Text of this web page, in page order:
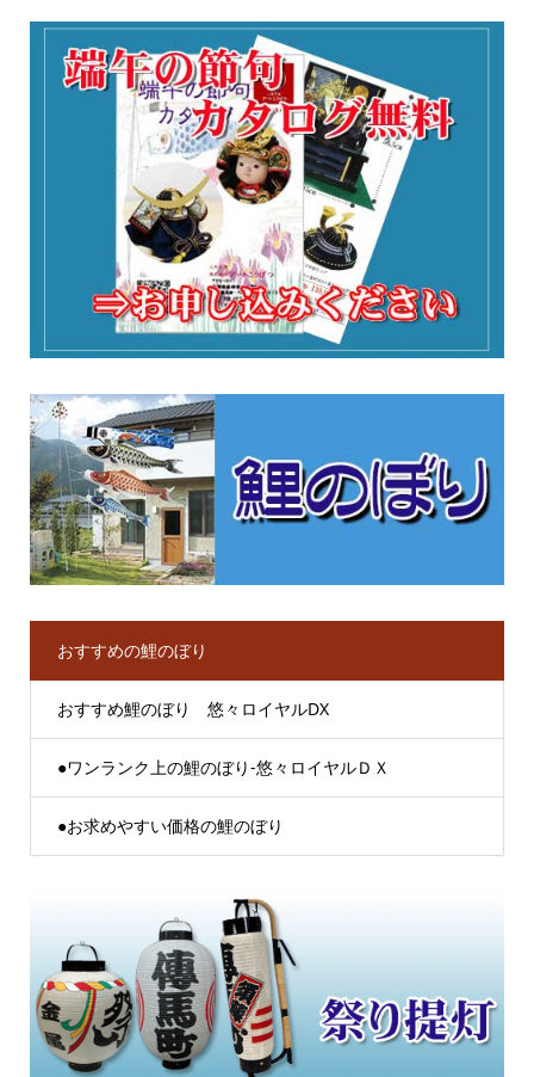
おすすめの鯉のぼり
おすすめ鯉のぼり 悠々ロイヤルDX
●ワンランク上の鯉のぼり-悠々ロイヤルＤＸ
●お求めやすい価格の鯉のぼり